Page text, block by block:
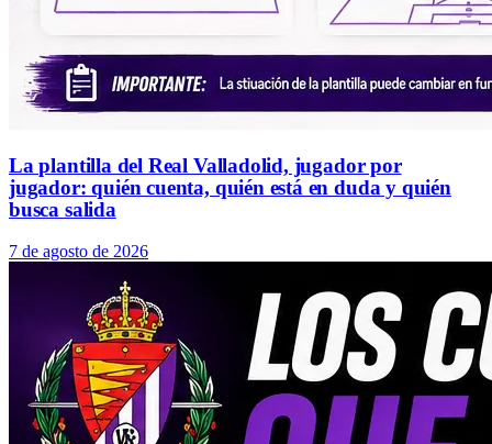
La plantilla del Real Valladolid, jugador por
jugador: quién cuenta, quién está en duda y quién
busca salida
7 de agosto de 2026